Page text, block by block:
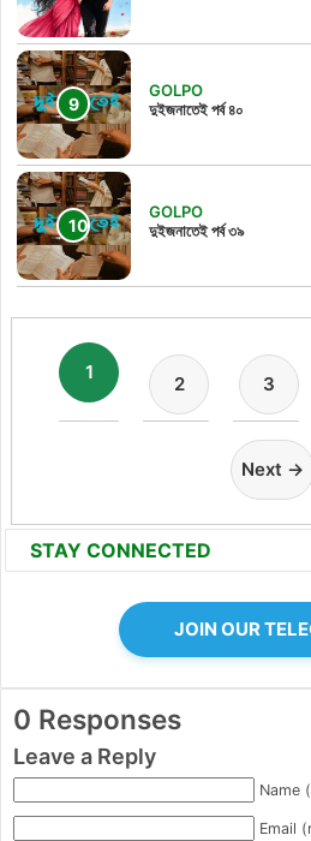
GOLPO
দুইজনাতেই পর্ব ৪০
GOLPO
দুইজনাতেই পর্ব ৩৯
1
2 3
Next →
STAY CONNECTED
JOIN OUR
0 Responses
Leave a Reply
Name
Email